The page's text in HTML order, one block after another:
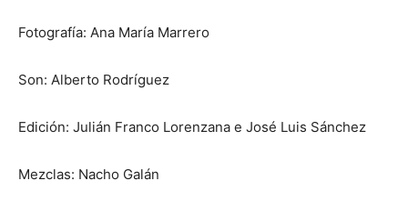
Fotografía: Ana María Marrero
Son: Alberto Rodríguez
Edición: Julián Franco Lorenzana e José Luis Sánchez
Mezclas: Nacho Galán